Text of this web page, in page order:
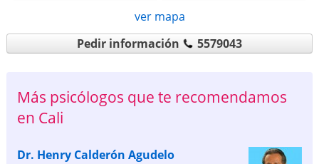
ver mapa
Pedir información
5579043
Más psicólogos que te recomendamos
en Cali
Dr. Henry Calderón Agudelo